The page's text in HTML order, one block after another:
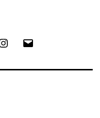
Instagram